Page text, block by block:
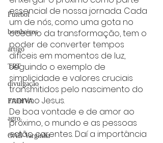
Futebol
bombeiros
artigo
TRT
divulgação
FADIVA
agro
OAB Varginha
essencial de nossa jornada. Cada
um de nós, como uma gota no
oceano da transformação, tem o
poder de converter tempos
difíceis em momentos de luz,
seguindo o exemplo de
simplicidade e valores cruciais
transmitidos pelo nascimento do
menino Jesus.
De boa vontade e de amor ao
próximo, o mundo e as pessoas
estão carentes. Daí a importância